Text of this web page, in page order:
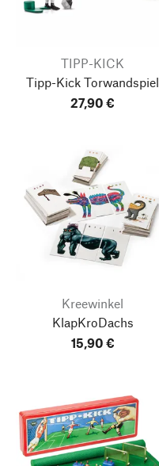
TIPP-KICK
Tipp-Kick Torwandspiel
27,90 €
Kreewinkel
KlapKroDachs
15,90 €